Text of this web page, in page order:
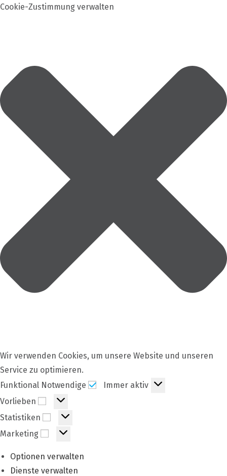
Cookie-Zustimmung verwalten
Wir verwenden Cookies, um unsere Website und unseren
Service zu optimieren.
Funktional Notwendige
Funktional
Immer aktiv
Vorlieben
Vorlieben
Statistiken Statistiken
Marketing Marketing
Optionen verwalten
Dienste verwalten